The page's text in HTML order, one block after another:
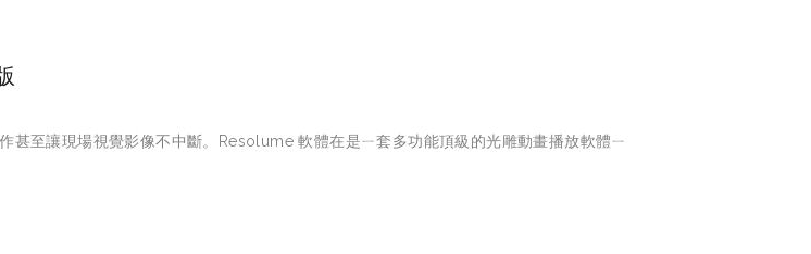
甚至讓現場視覺影像不中斷。 Resolume 軟體在是ㄧ套多功能頂級的光雕動畫播放軟體ㄧ